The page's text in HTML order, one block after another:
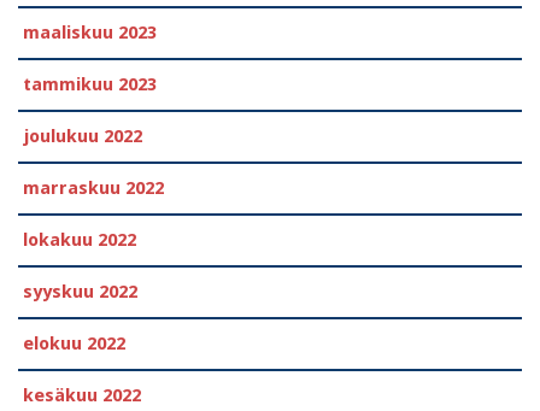
maaliskuu 2023
tammikuu 2023
joulukuu 2022
marraskuu 2022
lokakuu 2022
syyskuu 2022
elokuu 2022
kesäkuu 2022